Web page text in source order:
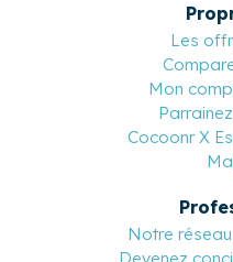
Les
Mon
Cocoonr X
Notre
Devenez